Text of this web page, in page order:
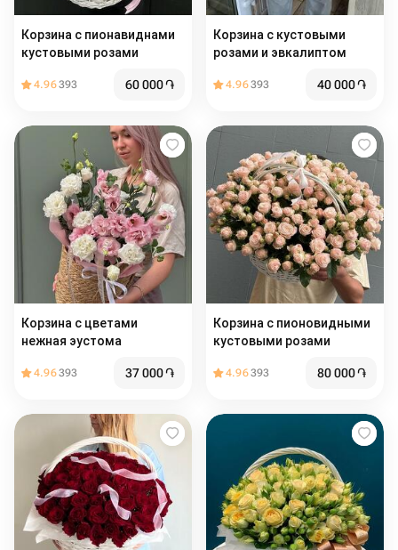
Корзина с пионавиднами
кустовыми розами
4.96393 60 000֏
Корзина с кустовыми
розами и эвкалиптом
4.96393 40 000֏
Корзина с цветами
нежная эустома
4.96393 37 000֏
Корзина с пионовидными
кустовыми розами
4.96393 80 000֏